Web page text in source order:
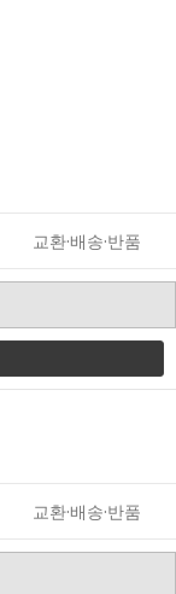
교환·배송·반품
교환·배송·반품